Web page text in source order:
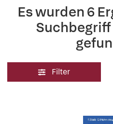
Es wurden 6
Suchbegriff
Filter